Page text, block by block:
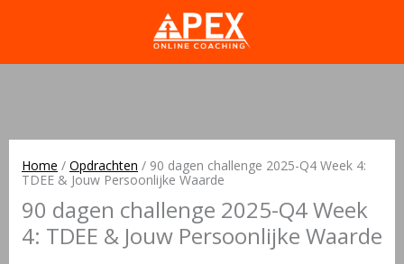
Home / Opdrachten / 90 dagen challenge 2025-Q4 Week 4:
TDEE & Jouw Persoonlijke Waarde
90 dagen challenge 2025-Q4 Week
4: TDEE & Jouw Persoonlijke Waarde